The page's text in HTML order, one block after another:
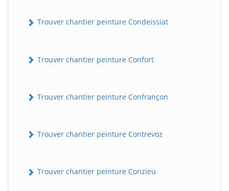
Trouver chantier peinture Condeissiat
Trouver chantier peinture Confort
Trouver chantier peinture Confrançon
Trouver chantier peinture Contrevoz
Trouver chantier peinture Conzieu